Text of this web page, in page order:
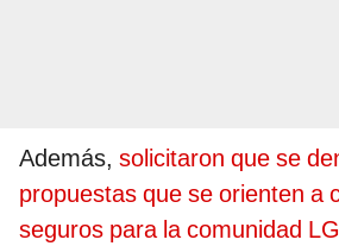
Además, solicitaron que se
propuestas que se orienten a
seguros para la comunidad